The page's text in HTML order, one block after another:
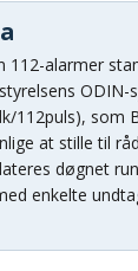
112-alarmer
ODIN-
112puls), som
at stille til
døgnet
enkelte